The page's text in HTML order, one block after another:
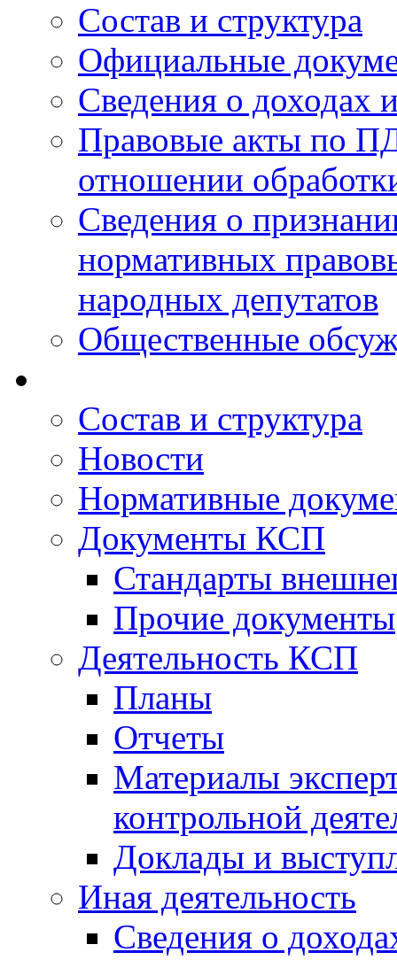
Состав и структура
Официальные
Сведения о доходах
Правовые акты по
отношении
Сведения о
нормативных
народных депутатов
Общественные
Состав и структура
Новости
Нормативные
Документы КСП
Стандарты
Прочие документы
Деятельность КСП
Планы
Отчеты
Материалы
контрольной
Доклады и
Иная деятельность
Сведения о